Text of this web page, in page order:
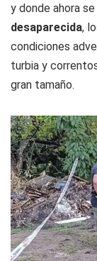
y donde ahora
desaparecida,
condiciones
turbia y
gran tamaño.